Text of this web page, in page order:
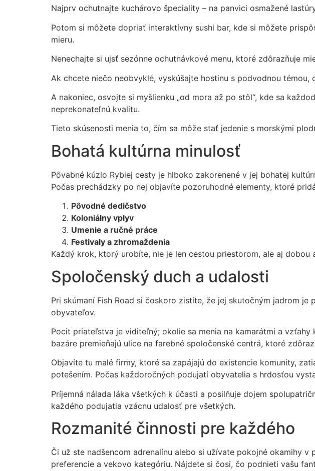
Najprv ochutnajte kuchárovo špeciality – na panvici osmažené
Potom si môžete dopriať interaktívny sushi bar, kde si môžete
mieru.
Nenechajte si ujsť sezónne ochutnávkové menu, ktoré zdôrazňuje
Ak chcete niečo neobvyklé, vyskúšajte hostinu s podvodnou
A nakoniec, osvojte si myšlienku „od mora až po stôl“, kde sa
neprekonateľnú kvalitu.
Tieto skúsenosti menia to, čím sa môže stať jedenie s morskými
Bohatá kultúrna minulosť
Pôvabné kúzlo Rybiej cesty je hlboko zakorenené v jej bohatej
Počas prechádzky po nej objavíte pozoruhodné elementy, ktoré
Pôvodné dedičstvo
Koloniálny vplyv
Umenie a ručné práce
Festivaly a zhromaždenia
Každý krok, ktorý urobíte, nie je len cestou priestorom, ale aj
Spoločenský duch a udalosti
Pri skúmaní Fish Road si čoskoro zistíte, že jej skutočným jadrom
obyvateľov.
Pocit priateľstva je viditeľný; okolie sa menia na kamarátmi a
bazáre premieňajú ulice na farebné spoločenské centrá, ktoré
Objavíte tu malé firmy, ktoré sa zapájajú do existencie komunity,
potešením. Počas každoročných podujatí obyvatelia s hrdosťou
Príjemná nálada láka všetkých k účasti a posilňuje dojem
každého podujatia vzácnu udalosť pre všetkých.
Rozmanité činnosti pre každého
Či už ste nadšencom adrenalínu alebo si užívate pokojné okamihy
preferencie a vekovo kategóriu. Nájdete si čosi, čo podnieti vašu